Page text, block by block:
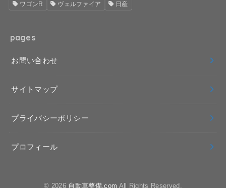
ワゴンR
ヴェルファイア 日産
pages
お問い合わせ
サイトマップ
プライバシーポリシー
プロフィール
© 2026 自動車整備.com All Rights Reserved.